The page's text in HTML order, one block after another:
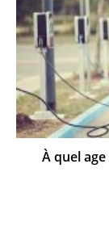
À quel